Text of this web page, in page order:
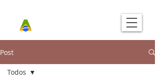
Post
Todos